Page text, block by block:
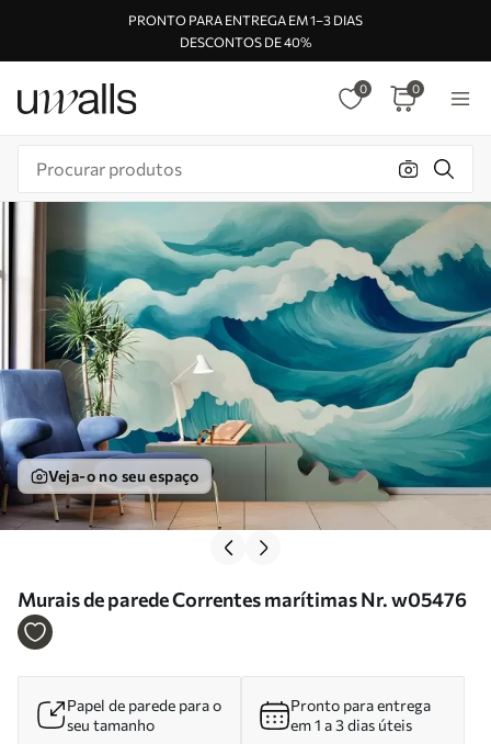
PRONTO PARA ENTREGA EM 1–3 DIAS
DESCONTOS DE 40%
0 0
Veja-o no seu espaço
Murais de parede Correntes marítimas Nr. w05476
Papel de parede para o
seu tamanho
Pronto para entrega
em 1 a 3 dias úteis